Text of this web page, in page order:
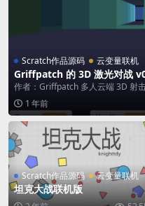
Scratch作品源码 云变量联机
Griffpatch 的 3D 激光对战
作者：Griffpatch 多人云端 3D 射
1 年前
Scratch作品源码 云变量联机
坦克大战联机版